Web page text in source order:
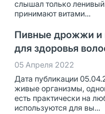
слышал только
принимают витами...
Пивные дрожжи и
для здоровья
05 Апреля 2022
Дата публикации
живые организмы,
есть практически на
используются для вы...